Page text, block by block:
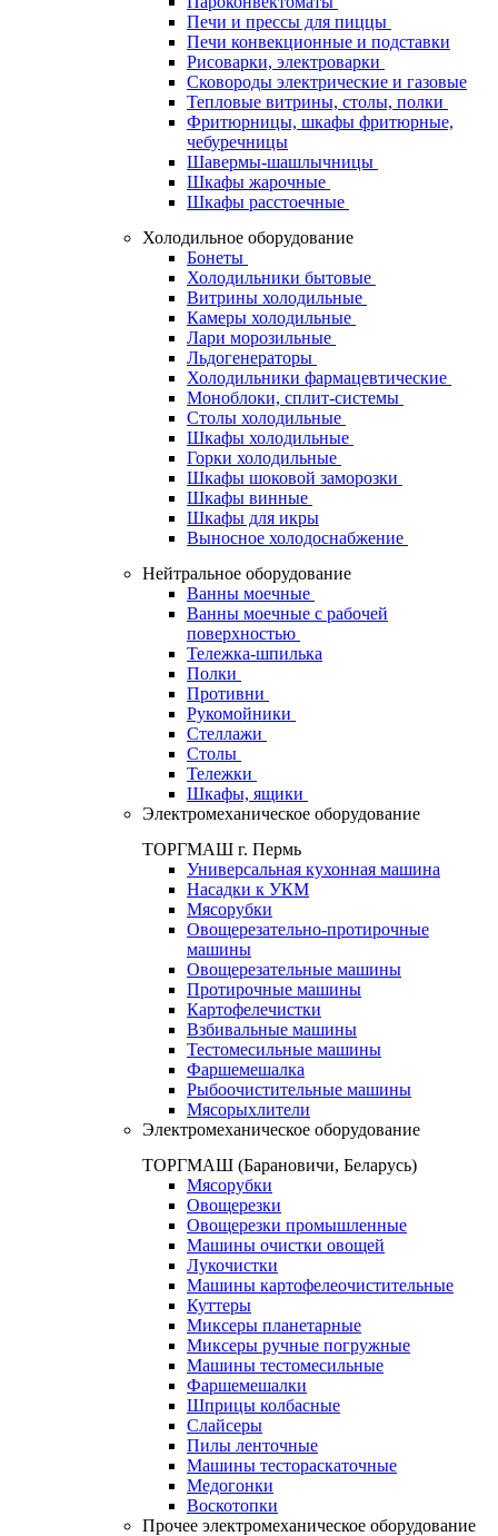
Печи и прессы для пиццы
Печи конвекционные и подставки
Рисоварки, электроварки
Сковороды электрические и газовые
Тепловые витрины, столы, полки
Фритюрницы, шкафы фритюрные,
чебуречницы
Шавермы-шашлычницы
Шкафы жарочные
Шкафы расстоечные
Холодильное оборудование
Бонеты
Холодильники бытовые
Витрины холодильные
Камеры холодильные
Лари морозильные
Льдогенераторы
Холодильники фармацевтические
Моноблоки, сплит-системы
Столы холодильные
Шкафы холодильные
Горки холодильные
Шкафы шоковой заморозки
Шкафы винные
Шкафы для икры
Выносное холодоснабжение
Нейтральное оборудование
Ванны моечные
Ванны моечные с рабочей
поверхностью
Тележка-шпилька
Полки
Противни
Рукомойники
Стеллажи
Столы
Тележки
Шкафы, ящики
Электромеханическое оборудование
ТОРГМАШ г. Пермь
Универсальная кухонная машина
Насадки к УКМ
Мясорубки
Овощерезательно-протирочные
машины
Овощерезательные машины
Протирочные машины
Картофелечистки
Взбивальные машины
Тестомесильные машины
Фаршемешалка
Рыбоочистительные машины
Мясорыхлители
Электромеханическое оборудование
ТОРГМАШ (Барановичи, Беларусь)
Мясорубки
Овощерезки
Овощерезки промышленные
Машины очистки овощей
Лукочистки
Машины картофелеочистительные
Куттеры
Миксеры планетарные
Миксеры ручные погружные
Машины тестомесильные
Фаршемешалки
Шприцы колбасные
Слайсеры
Пилы ленточные
Машины тестораскаточные
Медогонки
Воскотопки
Прочее электромеханическое оборудование